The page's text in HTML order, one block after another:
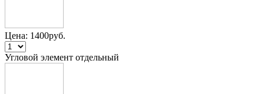
Цена: 1400руб.
Угловой элемент отдельный